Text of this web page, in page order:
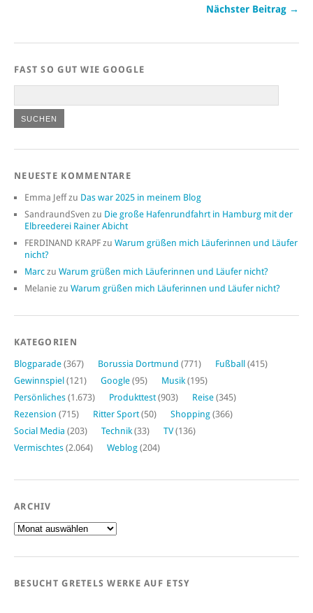
Nächster Beitrag →
FAST SO GUT WIE GOOGLE
NEUESTE KOMMENTARE
Emma Jeffzu Das war 2025 in meinem Blog
SandraundSven zu Die große Hafenrundfahrt in Hamburg mit der
Elbreederei Rainer Abicht
FERDINAND KRAPF zu Warum grüßen mich Läuferinnen und Läufer
nicht?
Marc zu Warum grüßen mich Läuferinnen und Läufer nicht?
Melanie zu Warum grüßen mich Läuferinnen und Läufer nicht?
KATEGORIEN
Blogparade (367) Borussia Dortmund (771) Fußball (415)
Gewinnspiel (121) Google (95) Musik (195)
Persönliches (1.673) Produkttest(903) Reise (345)
Rezension (715) Ritter Sport(50) Shopping (366)
Social Media (203) Technik (33) TV(136)
Vermischtes (2.064) Weblog (204)
ARCHIV
Archiv
BESUCHT GRETELS WERKE AUF ETSY